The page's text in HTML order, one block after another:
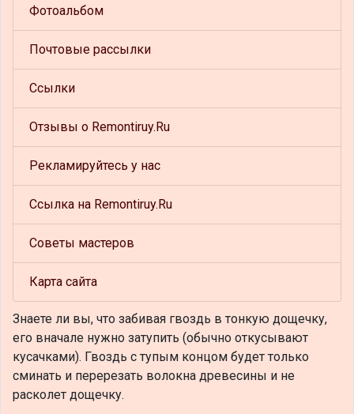
Фотоальбом
Почтовые рассылки
Ссылки
Отзывы о Remontiruy.Ru
Рекламируйтесь у нас
Ссылка на Remontiruy.Ru
Советы мастеров
Карта сайта
Знаете ли вы, что забивая гвоздь в тонкую дощечку,
его вначале нужно затупить (обычно откусывают
кусачками). Гвоздь с тупым концом будет только
сминать и перерезать волокна древесины и не
расколет дощечку.